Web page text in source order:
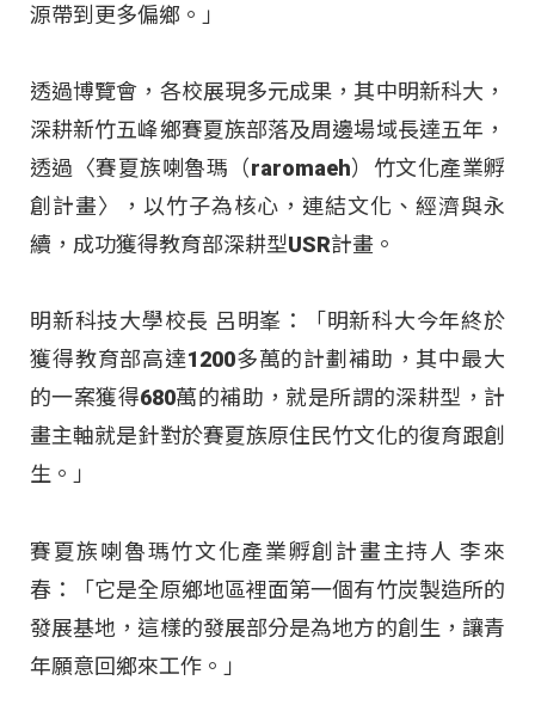
源帶到更多偏鄉。」
透過博覽會，各校展現多元成果，其中明新科大，
深耕新竹五峰鄉賽夏族部落及周邊場域長達五年，
透過〈賽夏族喇魯瑪（raromaeh）竹文化產業孵
創計畫〉，以竹子為核心，連結文化、經濟與永
續，成功獲得教育部深耕型USR計畫。
明新科技大學校長 呂明峯：「明新科大今年終於
獲得教育部高達1200多萬的計劃補助，其中最大
的一案獲得680萬的補助，就是所謂的深耕型，計
畫主軸就是針對於賽夏族原住民竹文化的復育跟創
生。」
賽夏族喇魯瑪竹文化產業孵創計畫主持人 李來
春：「它是全原鄉地區裡面第一個有竹炭製造所的
發展基地，這樣的發展部分是為地方的創生，讓青
年願意回鄉來工作。」